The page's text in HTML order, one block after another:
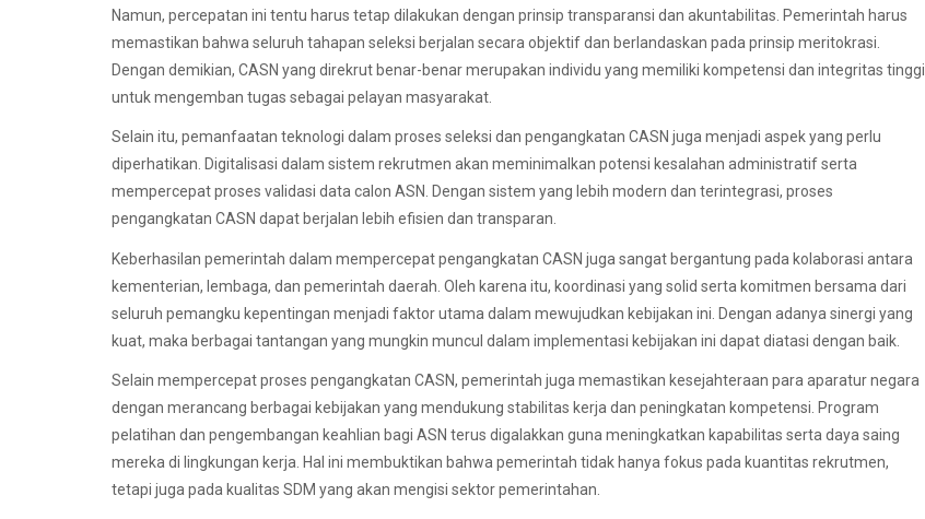
Namun, percepatan ini tentu harus tetap dilakukan dengan prinsip transparansi dan akuntabilitas. Pemerintah harus
memastikan bahwa seluruh tahapan seleksi berjalan secara objektif dan berlandaskan pada prinsip meritokrasi.
Dengan demikian, CASN yang direkrut benar-benar merupakan individu yang memiliki kompetensi dan integritas tinggi
untuk mengemban tugas sebagai pelayan masyarakat.
Selain itu, pemanfaatan teknologi dalam proses seleksi dan pengangkatan CASN juga menjadi aspek yang perlu
diperhatikan. Digitalisasi dalam sistem rekrutmen akan meminimalkan potensi kesalahan administratif serta
mempercepat proses validasi data calon ASN. Dengan sistem yang lebih modern dan terintegrasi, proses
pengangkatan CASN dapat berjalan lebih efisien dan transparan.
Keberhasilan pemerintah dalam mempercepat pengangkatan CASN juga sangat bergantung pada kolaborasi antara
kementerian, lembaga, dan pemerintah daerah. Oleh karena itu, koordinasi yang solid serta komitmen bersama dari
seluruh pemangku kepentingan menjadi faktor utama dalam mewujudkan kebijakan ini. Dengan adanya sinergi yang
kuat, maka berbagai tantangan yang mungkin muncul dalam implementasi kebijakan ini dapat diatasi dengan baik.
Selain mempercepat proses pengangkatan CASN, pemerintah juga memastikan kesejahteraan para aparatur negara
dengan merancang berbagai kebijakan yang mendukung stabilitas kerja dan peningkatan kompetensi. Program
pelatihan dan pengembangan keahlian bagi ASN terus digalakkan guna meningkatkan kapabilitas serta daya saing
mereka di lingkungan kerja. Hal ini membuktikan bahwa pemerintah tidak hanya fokus pada kuantitas rekrutmen,
tetapi juga pada kualitas SDM yang akan mengisi sektor pemerintahan.